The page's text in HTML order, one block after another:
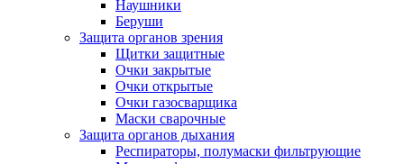
Наушники
Беруши
Защита органов зрения
Щитки защитные
Очки закрытые
Очки открытые
Очки газосварщика
Маски сварочные
Защита органов дыхания
Респираторы, полумаски фильтрующие